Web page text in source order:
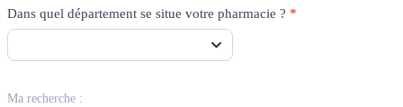
Dans quel département se situe votre pharmacie ? *
Ma recherche :